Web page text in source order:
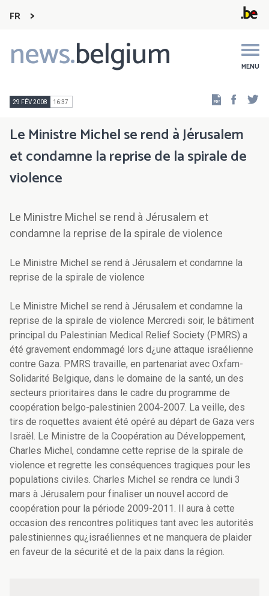
FR
news.belgium MENU
Main
navigation
29 FÉV 2008 16:37
Le Ministre Michel se rend à Jérusalem
et condamne la reprise de la spirale de
violence
Le Ministre Michel se rend à Jérusalem et
condamne la reprise de la spirale de violence
Le Ministre Michel se rend à Jérusalem et condamne la
reprise de la spirale de violence
Le Ministre Michel se rend à Jérusalem et condamne la
reprise de la spirale de violence Mercredi soir, le bâtiment
principal du Palestinian Medical Relief Society (PMRS) a
été gravement endommagé lors d¿une attaque israélienne
contre Gaza. PMRS travaille, en partenariat avec Oxfam-
Solidarité Belgique, dans le domaine de la santé, un des
secteurs prioritaires dans le cadre du programme de
coopération belgo-palestinien 2004-2007. La veille, des
tirs de roquettes avaient été opéré au départ de Gaza vers
Israël. Le Ministre de la Coopération au Développement,
Charles Michel, condamne cette reprise de la spirale de
violence et regrette les conséquences tragiques pour les
populations civiles. Charles Michel se rendra ce lundi 3
mars à Jérusalem pour finaliser un nouvel accord de
coopération pour la période 2009-2011. Il aura à cette
occasion des rencontres politiques tant avec les autorités
palestiniennes qu¿israéliennes et ne manquera de plaider
en faveur de la sécurité et de la paix dans la région.